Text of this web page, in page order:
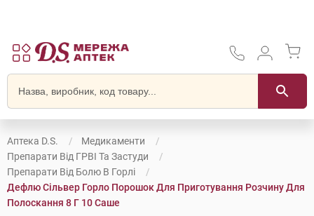
Аптека D.S.
Медикаменти
Препарати Від ГРВІ Та Застуди
Препарати Від Болю В Горлі
Дефлю Сільвер Горло Порошок Для Приготування Розчину Для
Полоскання 8 Г 10 Саше